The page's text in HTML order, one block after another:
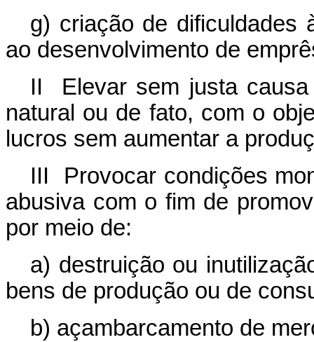
g) criação de dificuldades
ao desenvolvimento de
II Elevar sem justa
natural ou de fato, com o
lucros sem aumentar a
III Provocar condições
abusiva com o fim de
por meio de:
a) destruição ou
bens de produção ou de
b) açambarcamento de